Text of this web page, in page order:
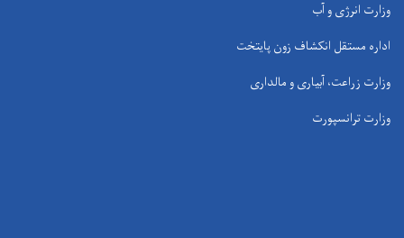
وزارت انرژی و آب
اداره مستقل انکشاف زون پایتخت
وزارت زراعت، آبیاری و مالداری
وزارت ترانسپورت